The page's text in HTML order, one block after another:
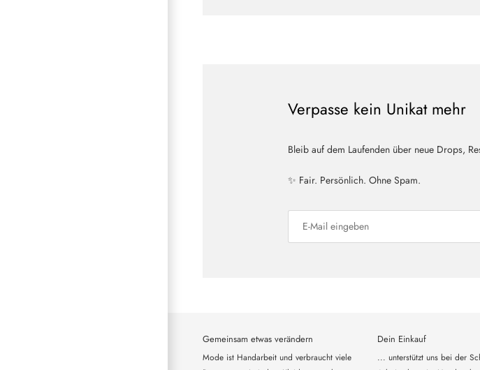
Verpasse kein Unikat mehr
Bleib auf dem Laufenden über neue Drops,
✨ Fair. Persönlich. Ohne Spam.
Gemeinsam etwas verändern
Mode ist Handarbeit und verbraucht viele
Dein Einkauf
... unterstützt uns bei der